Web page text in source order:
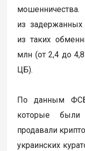
из
из таких
млн (от 2,4 до
ЦБ).
По данным
которые
продавали
украинских